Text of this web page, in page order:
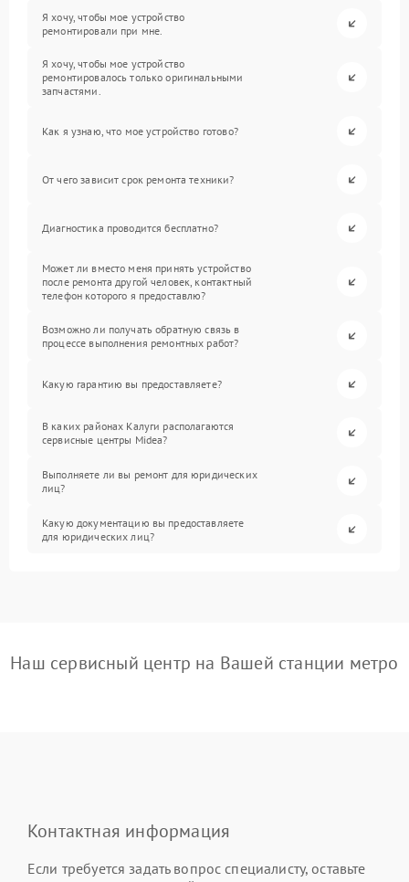
Я хочу, чтобы мое устройство
ремонтировали при мне.
Я хочу, чтобы мое устройство
ремонтировалось только оригинальными
запчастями.
Как я узнаю, что мое устройство готово?
От чего зависит срок ремонта техники?
Диагностика проводится бесплатно?
Может ли вместо меня принять устройство
после ремонта другой человек, контактный
телефон которого я предоставлю?
Возможно ли получать обратную связь в
процессе выполнения ремонтных работ?
Какую гарантию вы предоставляете?
В каких районах Калуги располагаются
сервисные центры Midea?
Выполняете ли вы ремонт для юридических
лиц?
Какую документацию вы предоставляете
для юридических лиц?
Наш сервисный центр на Вашей станции метро
Контактная информация
Если требуется задать вопрос специалисту, оставьте